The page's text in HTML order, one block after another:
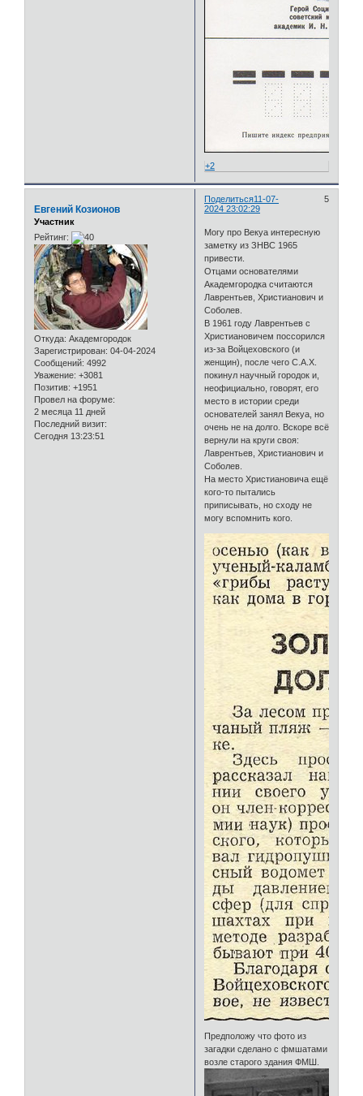
+2
Поделиться 5
11-07-
2024 23:02:29
Евгений Козионов
Участник
Рейтинг:
Откуда: Академгородок
Зарегистрирован: 04-04-2024
Сообщений: 4992
Уважение: +3081
Позитив: +1951
Провел на форуме:
2 месяца 11 дней
Последний визит:
Сегодня 13:23:51
Могу про Векуа интересную
заметку из ЗНВС 1965
привести.
Отцами основателями
Академгородка считаются
Лаврентьев, Христианович и
Соболев.
В 1961 году Лаврентьев с
Христиановичем поссорился
из-за Войцеховского (и
женщин), после чего С.А.Х.
покинул научный городок и,
неофициально, говорят, его
место в истории среди
основателей занял Векуа, но
очень не на долго. Вскоре всё
вернули на круги своя:
Лаврентьев, Христианович и
Соболев.
На место Христиановича ещё
кого-то пытались
приписывать, но сходу не
могу вспомнить кого.
Предположу что фото из
загадки сделано с фмшатами
возле старого здания ФМШ.